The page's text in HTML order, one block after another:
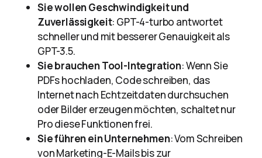
Sie wollen Geschwindigkeit und
Zuverlässigkeit: GPT-4-turbo antwortet
schneller und mit besserer Genauigkeit als
GPT-3.5.
Sie brauchen Tool-Integration: Wenn Sie
PDFs hochladen, Code schreiben, das
Internet nach Echtzeitdaten durchsuchen
oder Bilder erzeugen möchten, schaltet nur
Pro diese Funktionen frei.
Sie führen ein Unternehmen: Vom Schreiben
von Marketing-E-Mails bis zur